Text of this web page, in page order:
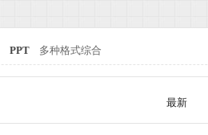
PPT 多种格式综合
最新